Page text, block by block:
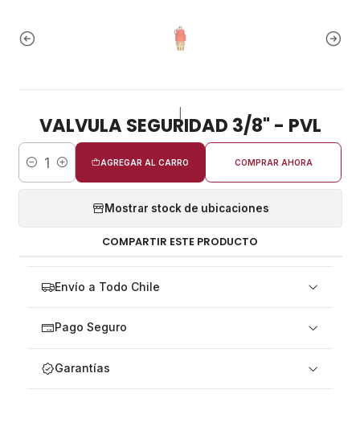
VALVULA SEGURIDAD 3/8" - PVL
Cantidad
AGREGAR AL CARRO COMPRAR AHORA
Mostrar stock de ubicaciones
COMPARTIR ESTE PRODUCTO
Envío a Todo Chile
Pago Seguro
Garantías